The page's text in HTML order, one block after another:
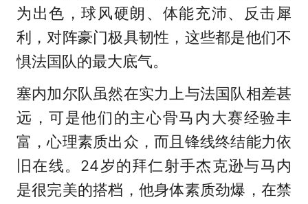
为出色，球风硬朗、体能充沛、反击犀
利，对阵豪门极具韧性，这些都是他们不
惧法国队的最大底气。
塞内加尔队虽然在实力上与法国队相差甚
远，可是他们的主心骨马内大赛经验丰
富，心理素质出众，而且锋线终结能力依
旧在线。24岁的拜仁射手杰克逊与马内
是很完美的搭档，他身体素质劲爆，在禁